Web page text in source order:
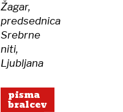
Žagar,
predsednica
Srebrne
niti,
Ljubljana
pisma
bralcev